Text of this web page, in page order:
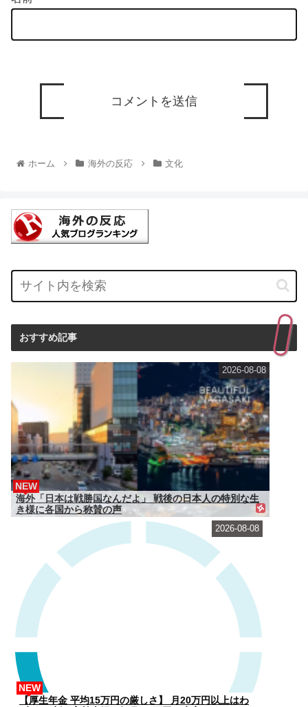
ホーム 海外の反応 文化
おすすめ記事
海外「日本は戦勝国なんだよ」 戦後の日本人の特別な生
き様に各国から称賛の声
NEW
2026-08-08
【厚生年金 平均15万円の厳しさ】 月20万円以上はわ
NEW
2026-08-08